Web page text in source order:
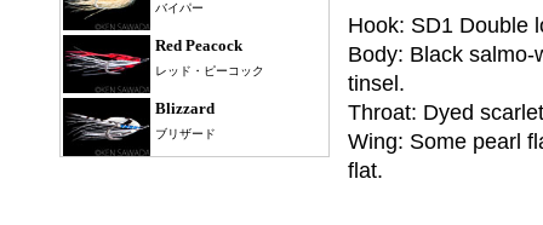
バイパー
Red Peacock
レッド・ピーコック
Blizzard
ブリザード
Hook: SD1 Double
Body: Black
tinsel.
Throat: Dyed
Wing: Some pearl
flat.